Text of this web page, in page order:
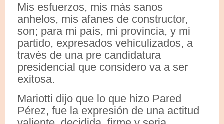
Mis esfuerzos, mis más sanos
anhelos, mis afanes de constructor,
son; para mi país, mi provincia, y mi
partido, expresados vehiculizados, a
través de una pre candidatura
presidencial que considero va a ser
exitosa.
Mariotti dijo que lo que hizo Pared
Pérez, fue la expresión de una actitud